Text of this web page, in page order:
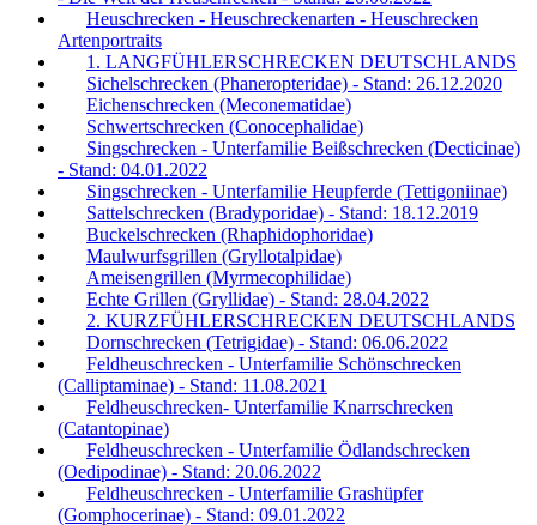
Heuschrecken - Heuschreckenarten - Heuschrecken
Artenportraits
1. LANGFÜHLERSCHRECKEN DEUTSCHLANDS
Sichelschrecken (Phaneropteridae) - Stand: 26.12.2020
Eichenschrecken (Meconematidae)
Schwertschrecken (Conocephalidae)
Singschrecken - Unterfamilie Beißschrecken (Decticinae)
- Stand: 04.01.2022
Singschrecken - Unterfamilie Heupferde (Tettigoniinae)
Sattelschrecken (Bradyporidae) - Stand: 18.12.2019
Buckelschrecken (Rhaphidophoridae)
Maulwurfsgrillen (Gryllotalpidae)
Ameisengrillen (Myrmecophilidae)
Echte Grillen (Gryllidae) - Stand: 28.04.2022
2. KURZFÜHLERSCHRECKEN DEUTSCHLANDS
Dornschrecken (Tetrigidae) - Stand: 06.06.2022
Feldheuschrecken - Unterfamilie Schönschrecken
(Calliptaminae) - Stand: 11.08.2021
Feldheuschrecken- Unterfamilie Knarrschrecken
(Catantopinae)
Feldheuschrecken - Unterfamilie Ödlandschrecken
(Oedipodinae) - Stand: 20.06.2022
Feldheuschrecken - Unterfamilie Grashüpfer
(Gomphocerinae) - Stand: 09.01.2022